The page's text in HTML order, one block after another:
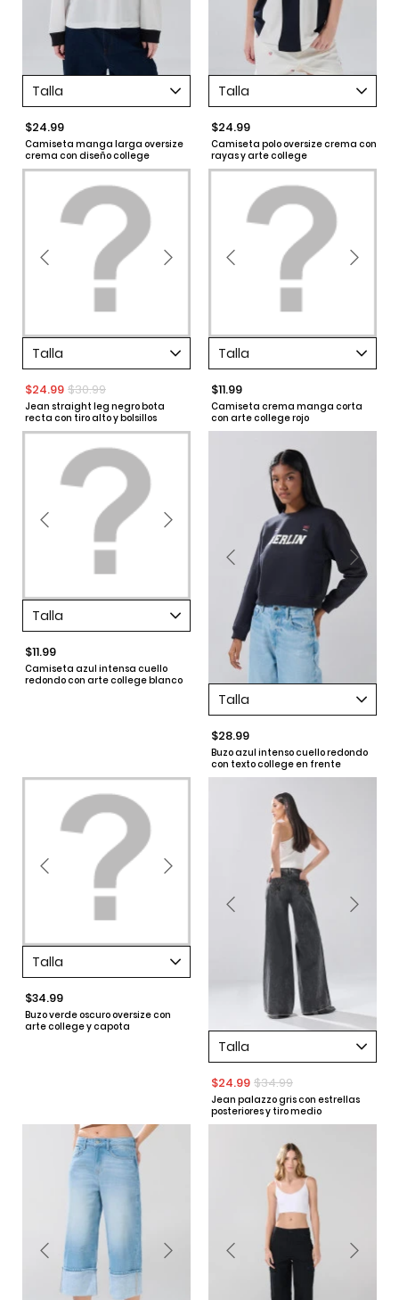
Talla
$24.99
Camiseta manga larga oversize
crema con diseño college
Talla
$24.99
Camiseta polo oversize crema con
rayas y arte college
Talla
$24.99 $30.99
Jean straight leg negro bota
recta con tiro alto y bolsillos
Talla
$11.99
Camiseta crema manga corta
con arte college rojo
Talla
$11.99
Camiseta azul intensa cuello
redondo con arte college blanco
Talla
$28.99
Buzo azul intenso cuello redondo
con texto college en frente
Talla
$34.99
Buzo verde oscuro oversize con
arte college y capota
Talla
$24.99 $34.99
Jean palazzo gris con estrellas
posteriores y tiro medio